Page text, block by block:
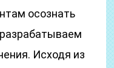
осознать
Исходя из